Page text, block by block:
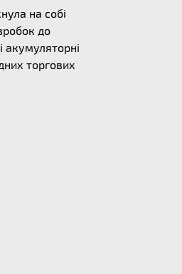
на собі
до
акумуляторні
торгових